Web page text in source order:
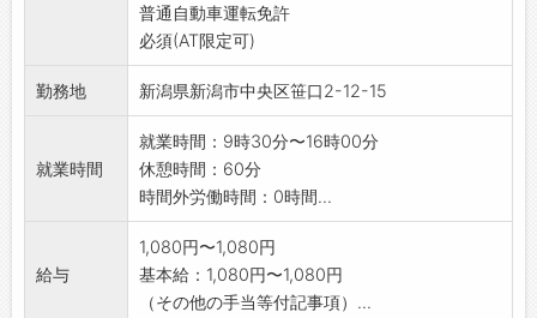
がある方は、これまでの経験を活かして働け
ます。
もちろん、葬祭業が未経験の方も大歓迎で
す。
らスタートしていま
す。
普通自動車運転免許
必須(AT限定可)
勤務地 新潟県新潟市中央区笹口2-12-15
就業時間
就業時間：9時30分〜16時00分
休憩時間：60分
時間外労働時間：0時間...
給与
1,080円〜1,080円
基本給：1,080円〜1,080円
（その他の手当等付記事項）...